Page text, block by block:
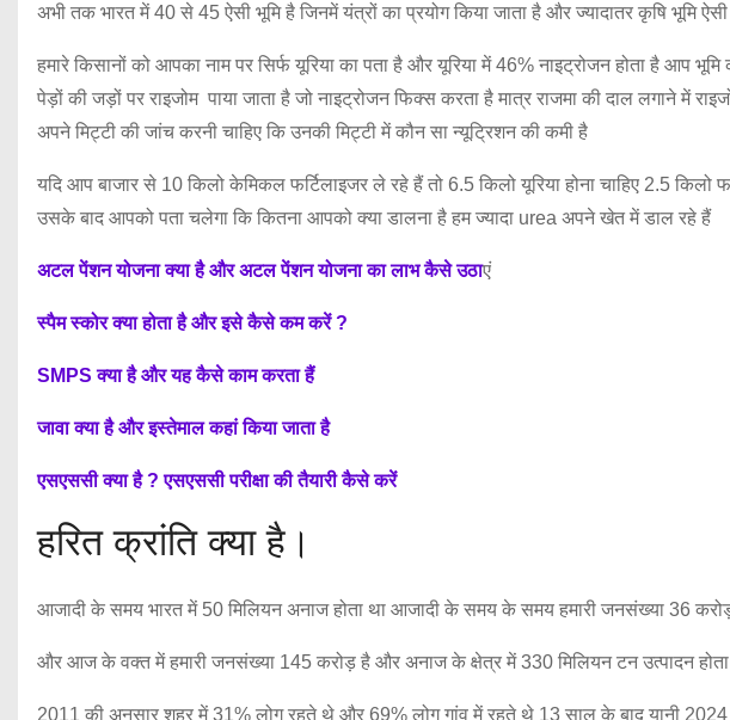
अभी तक भारत में 40 से 45 ऐसी भूमि है जिनमें यंत्रों का प्रयोग किया जाता है और ज्यादातर कृषि भूमि
हमारे किसानों को आपका नाम पर सिर्फ यूरिया का पता है और यूरिया में 46% नाइट्रोजन होता है आप
पेड़ों की जड़ों पर राइजोम पाया जाता है जो नाइट्रोजन फिक्स करता है मात्र राजमा की दाल लगाने में
अपने मिट्टी की जांच करनी चाहिए कि उनकी मिट्टी में कौन सा न्यूट्रिशन की कमी है
यदि आप बाजार से 10 किलो केमिकल फर्टिलाइजर ले रहे हैं तो 6.5 किलो यूरिया होना चाहिए 2.5
उसके बाद आपको पता चलेगा कि कितना आपको क्या डालना है हम ज्यादा urea अपने खेत में डाल रहे हैं
अटल पेंशन योजना क्या है और अटल पेंशन योजना का लाभ कैसे उठाएं
स्पैम स्कोर क्या होता है और इसे कैसे कम करें ?
SMPS क्या है और यह कैसे काम करता हैं
जावा क्या है और इस्तेमाल कहां किया जाता है
एसएससी क्या है ? एसएससी परीक्षा की तैयारी कैसे करें
हरित क्रांति क्या है।
आजादी के समय भारत में 50 मिलियन अनाज होता था आजादी के समय के समय हमारी जनसंख्या 36
और आज के वक्त में हमारी जनसंख्या 145 करोड़ है और अनाज के क्षेत्र में 330 मिलियन टन उत्पादन
2011 की अनुसार शहर में 31% लोग रहते थे और 69% लोग गांव में रहते थे 13 साल के बाद यानी